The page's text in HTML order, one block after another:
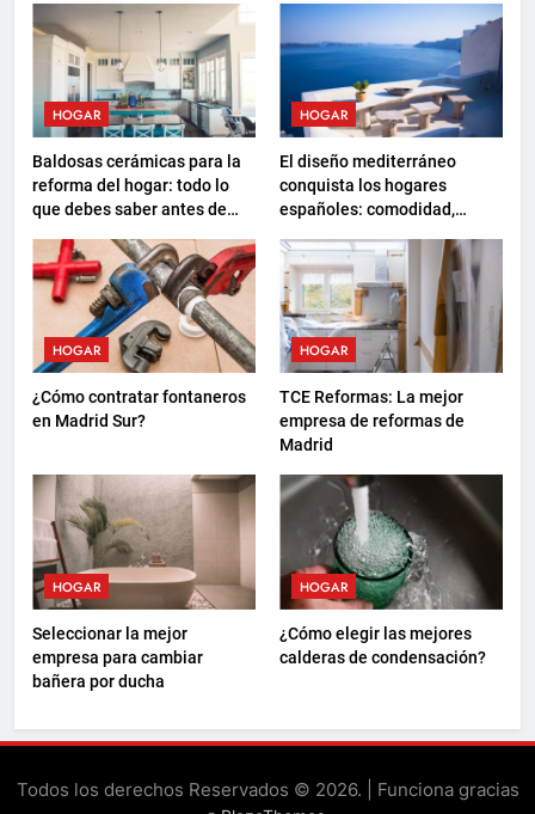
HOGAR
Baldosas cerámicas para la
reforma del hogar: todo lo
que debes saber antes de
HOGAR
El diseño mediterráneo
conquista los hogares
españoles: comodidad,
formas de descanso
HOGAR
¿Cómo contratar fontaneros
en Madrid Sur?
HOGAR
TCE Reformas: La mejor
empresa de reformas de
Madrid
HOGAR
Seleccionar la mejor
empresa para cambiar
bañera por ducha
HOGAR
¿Cómo elegir las mejores
calderas de condensación?
Todos los derechos Reservados © 2026. | Funciona gracias